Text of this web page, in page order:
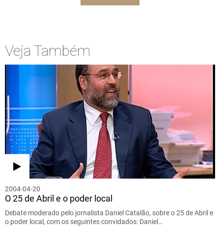
Veja Também
2004-04-20
O 25 de Abril e o poder local
Debate moderado pelo jornalista Daniel Catalão, sobre o 25 de Abril e
o poder local, com os seguintes convidados: Daniel…